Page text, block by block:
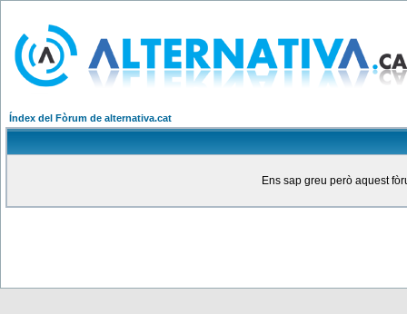
Índex del Fòrum de alternativa.cat
Ens sap greu però aquest